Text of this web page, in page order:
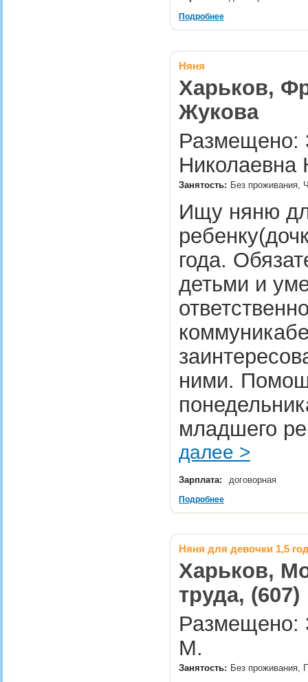
Подробнее
Няня
Харьков,
Жукова
Размещено:
Николаевна
Занятость: Без проживания,
Ищу няню
года.
детьми и
ними.
младшего
далее >
Зарплата: договорная
Подробнее
Няня для девочки 1,5
Харьков,
труда, (607)
Размещено:
М.
Занятость: Без проживания,